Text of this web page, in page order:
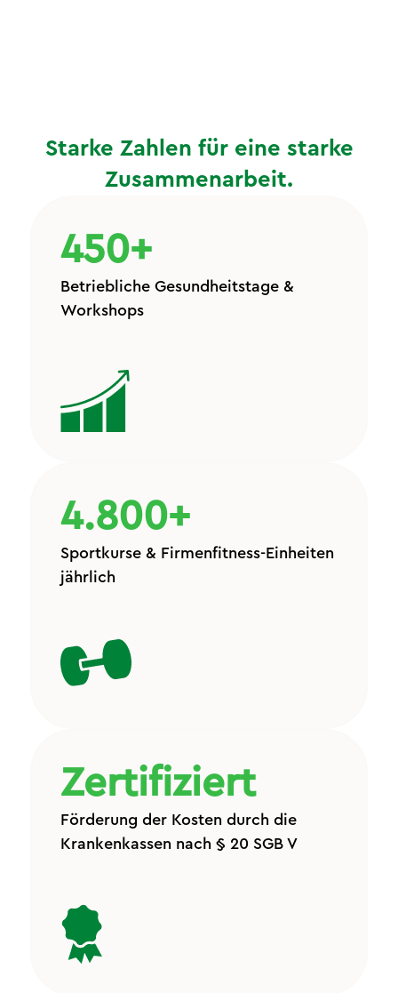
Starke Zahlen für eine starke
Zusammenarbeit.
450+
Betriebliche Gesundheitstage &
Workshops
4.800+
Sportkurse & Firmenfitness-Einheiten
jährlich
Zertifiziert
Förderung der Kosten durch die
Krankenkassen nach § 20 SGB V